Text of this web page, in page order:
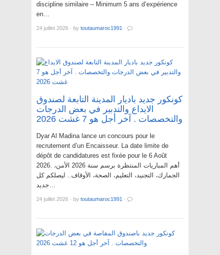
discipline similaire – Minimum 5 ans d’expérience
en…
24 juillet 2026 · by toutaumaroc1991 ·
كونكور جديد باديار المدينة التابعة لصندوق
الايداع والتدبير في بعض الدرجات
والتخصصات . آخر أجل هو 7 غشت 2026
Dyar Al Madina lance un concours pour le
recrutement d’un Encaisseur. La date limite de
dépôt de candidatures est fixée pour le 6 Août
2026. أهم المباريات المنتظرة برسم سنة 2026 الأمن،
الجمارك، التجنيد، التعليم، الصحة، الأوقاف.. ليصلكم كل
جديد…
24 juillet 2026 · by toutaumaroc1991 ·